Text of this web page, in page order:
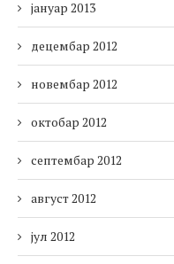
јануар 2013
децембар 2012
новембар 2012
октобар 2012
септембар 2012
август 2012
јул 2012